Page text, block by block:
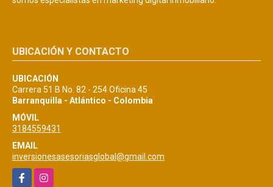
UBICACIÓN Y CONTACTO
UBICACIÓN
Carrera 51 B No. 82 - 254 Oficina 45
Barranquilla - Atlántico - Colombia
MÓVIL
3184559431
EMAIL
inversionesasesoriasglobal@gmail.com
FacebookInstagram